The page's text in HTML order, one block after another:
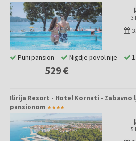
3
529 €
Puni pansion Nigdje povoljnije
Ilirija Resort - Hotel Kornati - Zabavno
pansionom
5